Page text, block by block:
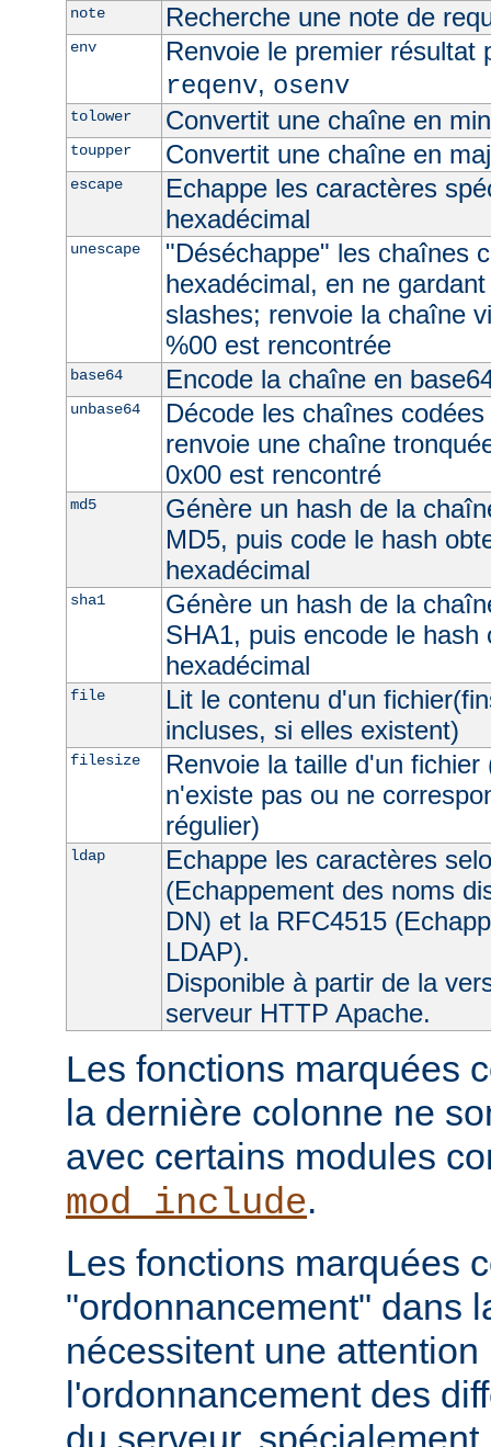
note Recherche une note de
env
Renvoie le premier résultat
reqenv, osenv
tolower Convertit une chaîne en
toupper Convertit une chaîne en
escape
Echappe les caractères
hexadécimal
unescape
"Déséchappe" les chaînes
hexadécimal, en ne
slashes; renvoie la chaîne
%00 est rencontrée
base64 Encode la chaîne en
unbase64
Décode les chaînes
renvoie une chaîne
0x00 est rencontré
md5
Génère un hash de la
MD5, puis code le hash
hexadécimal
sha1
Génère un hash de la
SHA1, puis encode le hash
hexadécimal
file
Lit le contenu d'un
incluses, si elles existent)
filesize
Renvoie la taille d'un
n'existe pas ou ne
régulier)
ldap
Echappe les caractères
(Echappement des noms
DN) et la RFC4515
LDAP).
Disponible à partir de la
serveur HTTP Apache.
Les fonctions marquées
la dernière colonne ne
avec certains modules
mod_include.
Les fonctions marquées
"ordonnancement" dans
nécessitent une
l'ordonnancement des
du serveur,